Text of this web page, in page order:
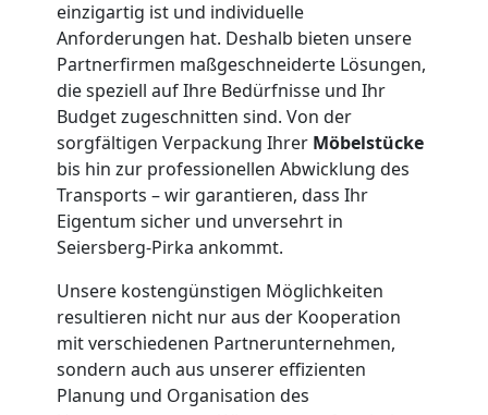
einzigartig ist und individuelle
Anforderungen hat. Deshalb bieten unsere
Partnerfirmen maßgeschneiderte Lösungen,
die speziell auf Ihre Bedürfnisse und Ihr
Budget zugeschnitten sind. Von der
sorgfältigen Verpackung Ihrer Möbelstücke
bis hin zur professionellen Abwicklung des
Transports – wir garantieren, dass Ihr
Eigentum sicher und unversehrt in
Seiersberg-Pirka ankommt.
Unsere kostengünstigen Möglichkeiten
resultieren nicht nur aus der Kooperation
mit verschiedenen Partnerunternehmen,
sondern auch aus unserer effizienten
Planung und Organisation des
Feldkirch
Umzug
für
Senioren